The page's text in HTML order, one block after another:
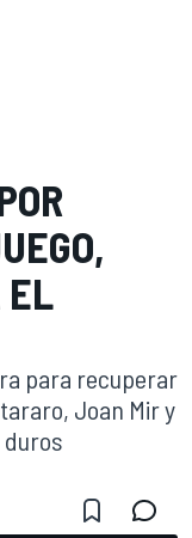
EL
para recuperar
Joan Mir y
duros